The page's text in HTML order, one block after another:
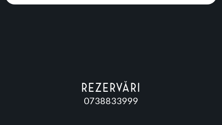
Rezervări
0738833999